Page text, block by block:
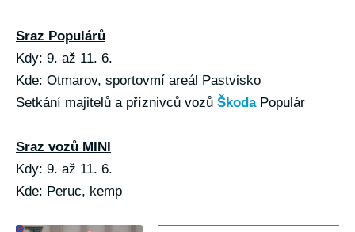
Sraz Populárů
Kdy: 9. až 11. 6.
Kde: Otmarov, sportovmí areál Pastvisko
Setkání majitelů a příznivců vozů ŠkodaPopulár
Sraz vozů MINI
Kdy: 9. až 11. 6.
Kde: Peruc, kemp